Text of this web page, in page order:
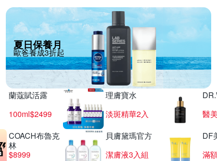
夏日保養月
歐爸養成3折起
蘭蔻賦活露
100ml$2499
理膚寶水
淡斑精華2入
醫
COACH布魯克
林
$8999
貝膚黛瑪官方
潔膚液3入組
DF
滿